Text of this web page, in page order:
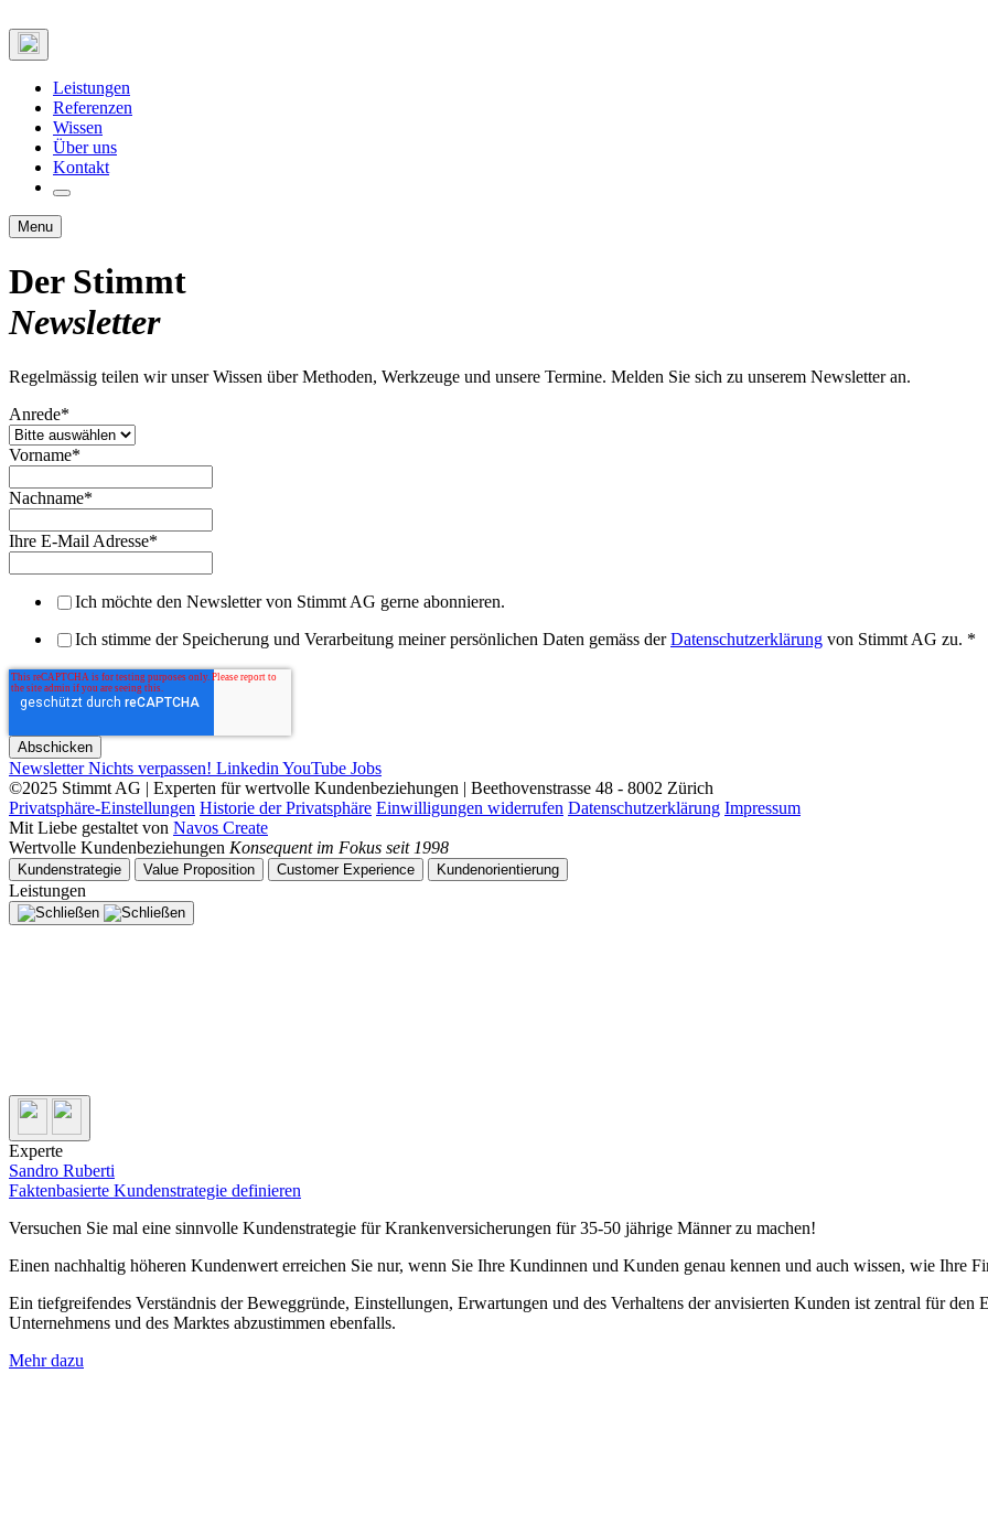
Leistungen
Referenzen
Wissen
Über uns
Kontakt
Menu
Der Stimmt
Newsletter
Regelmässig teilen wir unser Wissen über Methoden, Werkzeuge und unsere Termine. Melden Sie sich zu unserem Newsletter an.
Anrede*
Vorname*
Nachname*
Ihre E-Mail Adresse*
Ich möchte den Newsletter von Stimmt AG gerne abonnieren.
Ich stimme der Speicherung und Verarbeitung meiner persönlichen Daten gemäss derDatenschutzerklärung von Stimmt AG zu. *
NewsletterNichts verpassen! Linkedin YouTube Jobs
©2025 Stimmt AG | Experten für wertvolle Kundenbeziehungen | Beethovenstrasse 48 - 8002 Zürich
Privatsphäre-Einstellungen Historie der Privatsphäre Einwilligungen widerrufen Datenschutzerklärung Impressum
Mit Liebe gestaltet von Navos Create
Wertvolle Kundenbeziehungen Konsequent im Fokus seit 1998
Kundenstrategie Value Proposition Customer Experience Kundenorientierung
Leistungen
Experte
Sandro Ruberti
Faktenbasierte Kundenstrategie definieren
Versuchen Sie mal eine sinnvolle Kundenstrategie für Krankenversicherungen für 35-50 jährige Männer zu machen!
Einen nachhaltig höheren Kundenwert erreichen Sie nur, wenn Sie Ihre Kundinnen und Kunden genau kennen und auch wissen, wie Ihre
Ein tiefgreifendes Verständnis der Beweggründe, Einstellungen, Erwartungen und des Verhaltens der anvisierten Kunden ist zentral für
Unternehmens und des Marktes abzustimmen ebenfalls.
Mehr dazu